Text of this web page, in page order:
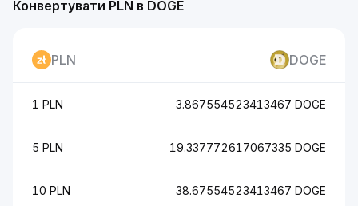
Конвертувати PLN в DOGE
PLN DOGE
1 PLN 3.867554523413467 DOGE
5 PLN 19.337772617067335 DOGE
10 PLN 38.67554523413467 DOGE